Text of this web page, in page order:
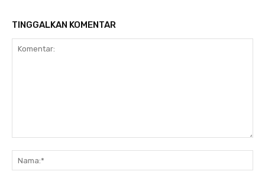
TINGGALKAN KOMENTAR